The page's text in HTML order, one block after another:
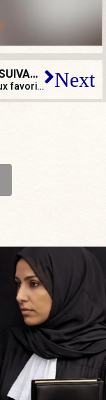
ARTICLE SUIVANT
Des religieux favorisent-ils la pédophilie en Irak ? Next